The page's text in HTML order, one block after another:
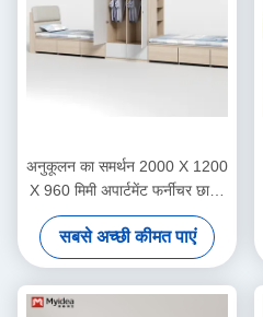
अनुकूलन का समर्थन 2000 X 1200
X 960 मिमी अपार्टमेंट फर्नीचर छात्र
बंक बिस्तर डेस्क बिस्तर के साथ
स्कूल छात्रावास
सबसे अच्छी कीमत पाएं